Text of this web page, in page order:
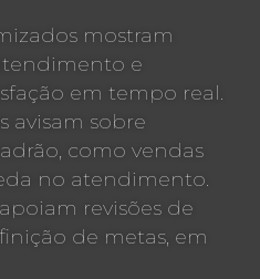
mostram
e
em tempo real.
avisam sobre
como vendas
no atendimento.
revisões de
de metas, em